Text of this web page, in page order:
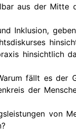
aus der Mitte
Inklusion,
hinsichtlich
fällt es der
der
von